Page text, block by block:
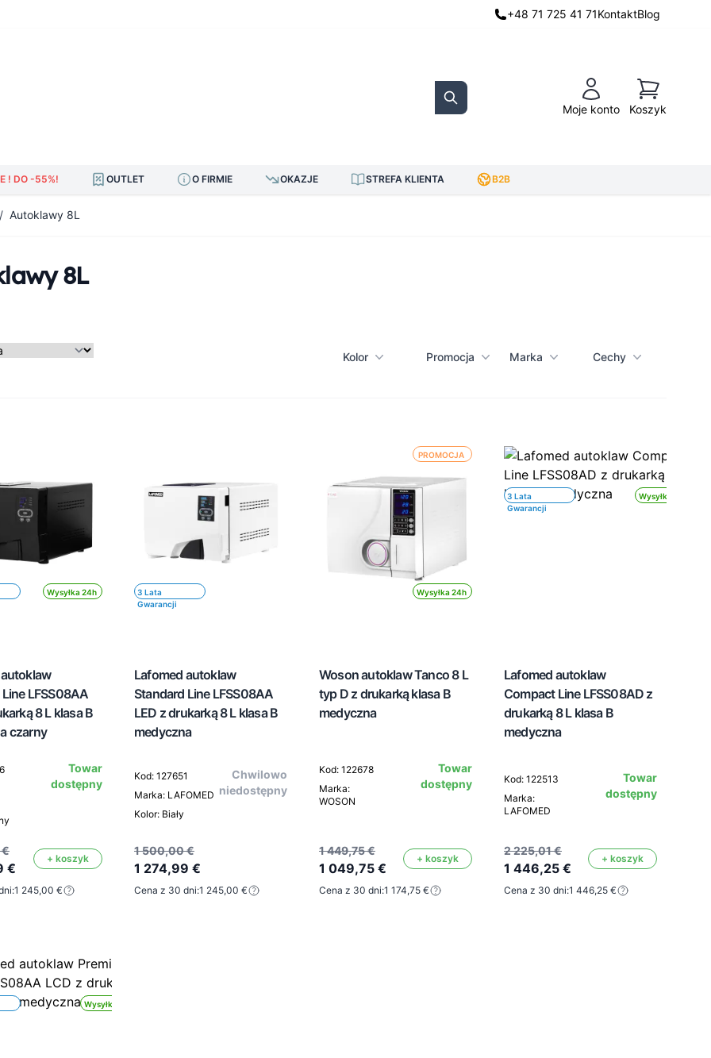
+48 71 725 41 71KontaktBlog
Search Moje konto
Koszyk
Koszyk
! DO -55%! OUTLET O FIRMIE OKAZJE STREFA KLIENTA B2B
/ Autoklawy 8L
8L
Kolor Promocja Marka Cechy
Wysyłka 24h
LFSS08AA
8 L klasa B
czarny
Towar
dostępny
€
€
+ koszyk
1 245,00 €
3 Lata
Gwarancji
Lafomed autoklaw
Standard Line LFSS08AA
LED z drukarką 8 L klasa B
medyczna
Kod: 127651
Marka: LAFOMED
Kolor: Biały
Chwilowo
niedostępny
1 500,00 €
1 274,99 €
Cena z 30 dni:1 245,00 €
PROMOCJA
Wysyłka 24h
Woson autoklaw Tanco 8 L
typ D z drukarką klasa B
medyczna
Kod: 122678
Marka:
WOSON
Towar
dostępny
1 449,75 €
1 049,75 €
+ koszyk
Cena z 30 dni:1 174,75 €
Wysyłka 24h
3 Lata
Gwarancji
Lafomed autoklaw
Compact Line LFSS08AD z
drukarką 8 L klasa B
medyczna
Kod: 122513
Marka:
LAFOMED
Towar
dostępny
2 225,01 €
1 446,25 €
+ koszyk
Cena z 30 dni:1 446,25 €
Wysyłka 24h